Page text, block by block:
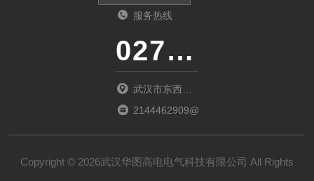
服务热线
027-86536268
武汉市东西湖
区环湖中路源
2144462909@qq.com
Copyright © 2026武汉华图高电电气科技有限公司 All Rights